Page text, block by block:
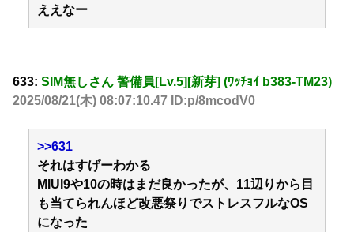
ええなー
633: SIM無しさん 警備員[Lv.5][新芽] (ﾜｯﾁｮｲ b383-TM23)
2025/08/21(木) 08:07:10.47 ID:p/8mcodV0
>>631
それはすげーわかる
MIUI9や10の時はまだ良かったが、11辺りから目
も当てられんほど改悪祭りでストレスフルなOS
になった